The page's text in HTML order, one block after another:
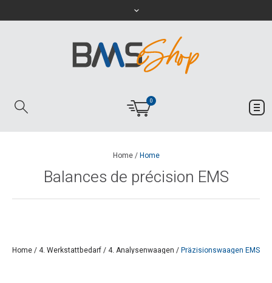
0
Home/Home
Balances de précision EMS
Home/4. Werkstattbedarf/4. Analysenwaagen /Präzisionswaagen EMS